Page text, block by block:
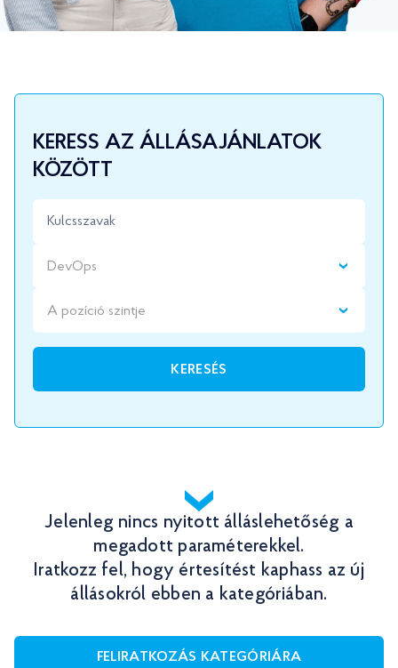
KERESS AZ ÁLLÁSAJÁNLATOK
KÖZÖTT
DevOps
A pozíció szintje
KERESÉS
Jelenleg nincs nyitott álláslehetőség a
megadott paraméterekkel.
Iratkozz fel, hogy értesítést kaphass az új
állásokról ebben a kategóriában.
FELIRATKOZÁS KATEGÓRIÁRA